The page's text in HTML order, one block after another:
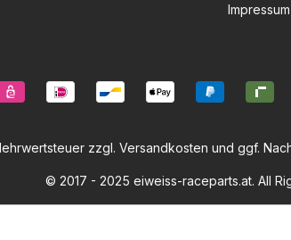
Impressum
zzgl. Versandkosten und ggf.
© 2017 - 2025 eiweiss-raceparts.at. All